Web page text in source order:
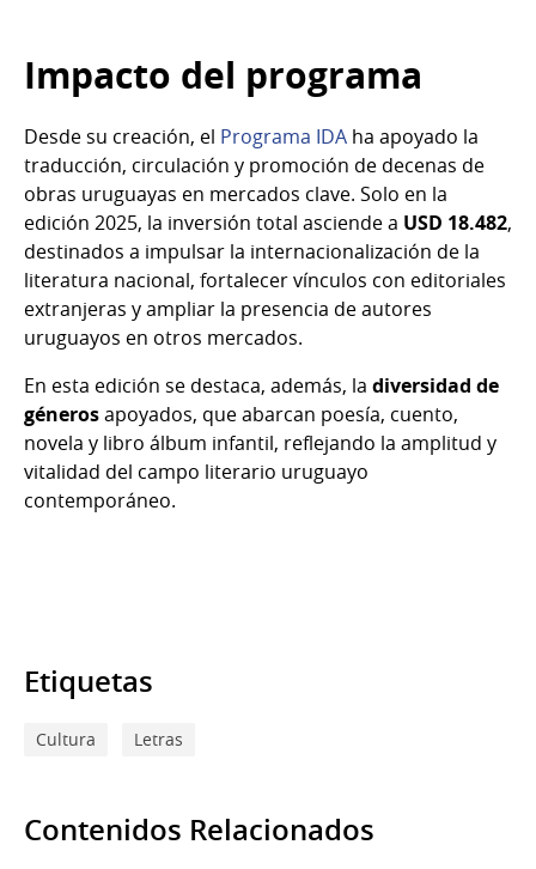
Impacto del programa
Desde su creación, el Programa IDA ha apoyado la
traducción, circulación y promoción de decenas de
obras uruguayas en mercados clave. Solo en la
edición 2025, la inversión total asciende a USD 18.482,
destinados a impulsar la internacionalización de la
literatura nacional, fortalecer vínculos con editoriales
extranjeras y ampliar la presencia de autores
uruguayos en otros mercados.
En esta edición se destaca, además, la diversidad de
génerosapoyados, que abarcan poesía, cuento,
novela y libro álbum infantil, reflejando la amplitud y
vitalidad del campo literario uruguayo
contemporáneo.
Etiquetas
Cultura Letras
Contenidos Relacionados